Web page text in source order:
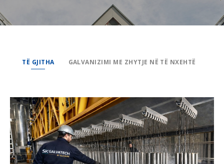
TË GJITHA GALVANIZIMI ME ZHYTJE NË TË NXEHTË